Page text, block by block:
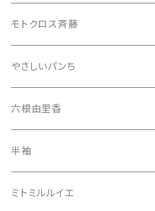
モトクロス斉藤
やさしいパンち
六根由里香
半袖
ミトミルルイエ